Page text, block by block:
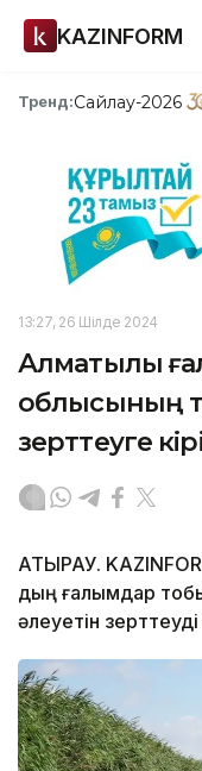
KAZINFORM
Тренд:Сайлау-2026
13:27, 26 Шілде 2024
Алматылық
облысының
зерттеуге
АТЫРАУ.
дың ғалымдар
әлеуетін